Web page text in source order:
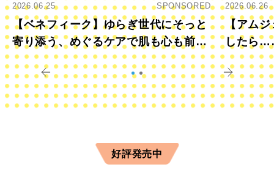
2026.06.25 SPONSORED
【ベネフィーク】ゆらぎ世代にそっと
寄り添う、めぐるケアで肌も心も前向
きに
2026.06.26
【アムジ
したら
すか？
好評発売中